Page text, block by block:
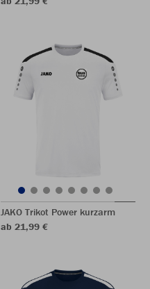
JAKO Trikot Power kurzarm
ab 21,99 €